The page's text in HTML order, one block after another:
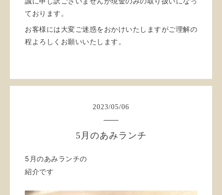
ております。
お客様には大変ご迷惑をおかけいたしますがご理解の
程よろしくお願いいたします。
2023/05/06
5月のあみランチ
5月のあみランチの
紹介です